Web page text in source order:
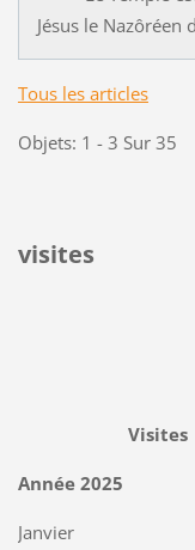
Jésus le Nazôréen
Tous les articles
Objets: 1 - 3 Sur 35
visites
Date
Visites
Année 2025